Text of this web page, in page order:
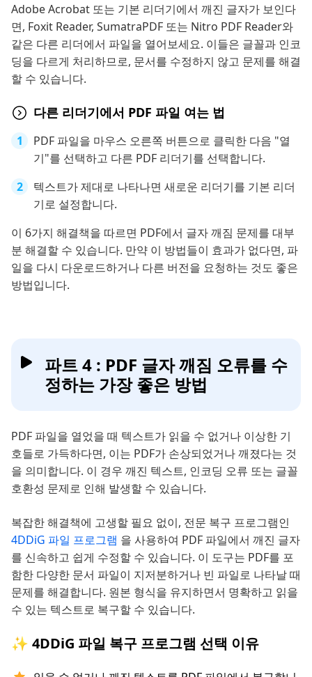
Adobe Acrobat 또는 기본 리더기에서 깨진 글자가 보인다
면, Foxit Reader, SumatraPDF 또는 Nitro PDF Reader와
같은 다른 리더에서 파일을 열어보세요. 이들은 글꼴과 인코
딩을 다르게 처리하므로, 문서를 수정하지 않고 문제를 해결
할 수 있습니다.
다른 리더기에서 PDF 파일 여는 법
PDF 파일을 마우스 오른쪽 버튼으로 클릭한 다음 "열
기"를 선택하고 다른 PDF 리더기를 선택합니다.
텍스트가 제대로 나타나면 새로운 리더기를 기본 리더
기로 설정합니다.
이 6가지 해결책을 따르면 PDF에서 글자 깨짐 문제를 대부
분 해결할 수 있습니다. 만약 이 방법들이 효과가 없다면, 파
일을 다시 다운로드하거나 다른 버전을 요청하는 것도 좋은
방법입니다.
파트 4 : PDF 글자 깨짐 오류를 수
정하는 가장 좋은 방법
PDF 파일을 열었을 때 텍스트가 읽을 수 없거나 이상한 기
호들로 가득하다면, 이는 PDF가 손상되었거나 깨졌다는 것
을 의미합니다. 이 경우 깨진 텍스트, 인코딩 오류 또는 글꼴
호환성 문제로 인해 발생할 수 있습니다.
복잡한 해결책에 고생할 필요 없이, 전문 복구 프로그램인
4DDiG 파일 프로그램 을 사용하여 PDF 파일에서 깨진 글자
를 신속하고 쉽게 수정할 수 있습니다. 이 도구는 PDF를 포
함한 다양한 문서 파일이 지저분하거나 빈 파일로 나타날 때
문제를 해결합니다. 원본 형식을 유지하면서 명확하고 읽을
수 있는 텍스트로 복구할 수 있습니다.
✨ 4DDiG 파일 복구 프로그램 선택 이유